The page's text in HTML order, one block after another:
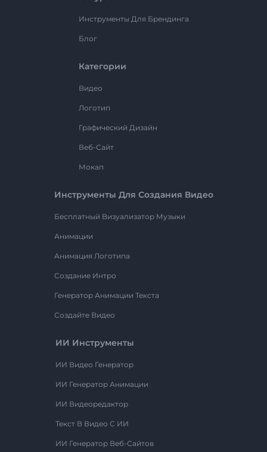
Инструменты Для Брендинга
Блог
Категории
Видео
Логотип
Графический Дизайн
Веб-Сайт
Мокап
Инструменты Для Создания Видео
Бесплатный Визуализатор Музыки
Анимации
Анимация Логотипа
Создание Интро
Генератор Анимации Текста
Создайте Видео
ИИ Инструменты
ИИ Видео Генератор
ИИ Генератор Анимации
ИИ Видеоредактор
Текст В Видео С ИИ
ИИ Генератор Веб-Сайтов